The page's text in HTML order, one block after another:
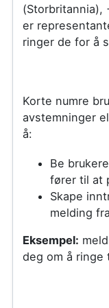
(Storbritannia),
er
ringer de for å
Korte numre
avstemninger
å:
Be
fører til at
Skape
melding
Eksempel:
deg om å ringe